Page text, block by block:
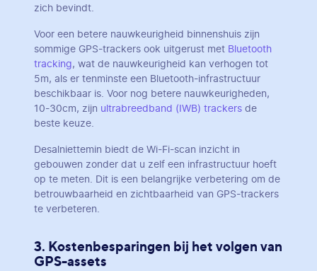
zich bevindt.
Voor een betere nauwkeurigheid binnenshuis zijn
sommige GPS-trackers ook uitgerust met Bluetooth
tracking, wat de nauwkeurigheid kan verhogen tot
5m, als er tenminste een Bluetooth-infrastructuur
beschikbaar is. Voor nog betere nauwkeurigheden,
10-30cm, zijn ultrabreedband (IWB) trackers de
beste keuze.
Desalniettemin biedt de Wi-Fi-scan inzicht in
gebouwen zonder dat u zelf een infrastructuur hoeft
op te meten. Dit is een belangrijke verbetering om de
betrouwbaarheid en zichtbaarheid van GPS-trackers
te verbeteren.
3. Kostenbesparingen bij het volgen van
GPS-assets